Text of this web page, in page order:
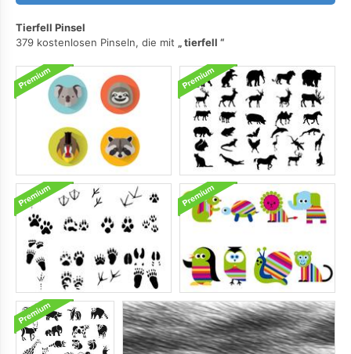
Tierfell Pinsel
379 kostenlosen Pinseln, die mit
tierfell